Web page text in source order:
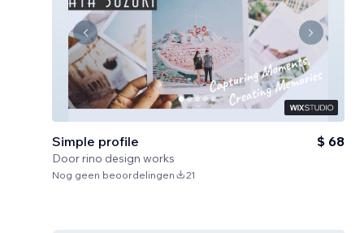
Simple profile
Doorrino design works
$ 68
Nog geen beoordelingen 21